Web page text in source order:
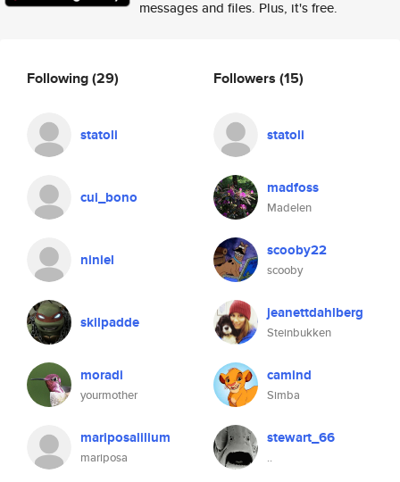
messages and files. Plus, it's free.
Following(29)
statoli
cui_bono
niniel
skilpadde
moradi
yourmother
mariposalilium
mariposa
Followers (15)
statoli
madfoss
Madelen
scooby22
scooby
jeanettdahlberg
Steinbukken
camind
Simba
stewart_66
..